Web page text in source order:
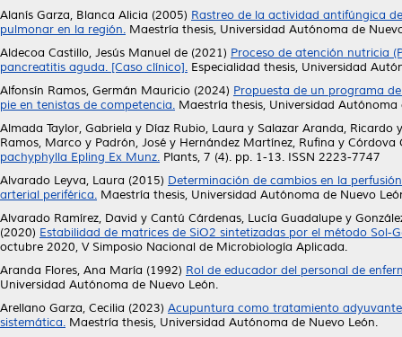
Alanís Garza, Blanca Alicia (2005) Rastreo de la actividad antifúngica
pulmonar en la región. Maestría thesis, Universidad Autónoma de
Aldecoa Castillo, Jesús Manuel de (2021) Proceso de atención nutricia
pancreatitis aguda. [Caso clínico]. Especialidad thesis, Universidad
Alfonsín Ramos, Germán Mauricio (2024) Propuesta de un programa
pie en tenistas de competencia. Maestría thesis, Universidad Autónoma
Almada Taylor, Gabriela y Díaz Rubio, Laura y Salazar Aranda, Ricardo
Ramos, Marco y Padrón, José y Hernández Martínez, Rufina y Córdova
pachyphylla Epling Ex Munz. Plants, 7 (4). pp. 1-13. ISSN 2223-7747
Alvarado Leyva, Laura (2015) Determinación de cambios en la
arterial periférica. Maestría thesis, Universidad Autónoma de Nuevo
Alvarado Ramírez, David y Cantú Cárdenas, Lucía Guadalupe y
(2020) Estabilidad de matrices de SiO2 sintetizadas por el método Sol-
octubre 2020, V Simposio Nacional de Microbiología Aplicada.
Aranda Flores, Ana María (1992) Rol de educador del personal de
Universidad Autónoma de Nuevo León.
Arellano Garza, Cecilia (2023) Acupuntura como tratamiento
sistemática. Maestría thesis, Universidad Autónoma de Nuevo León.